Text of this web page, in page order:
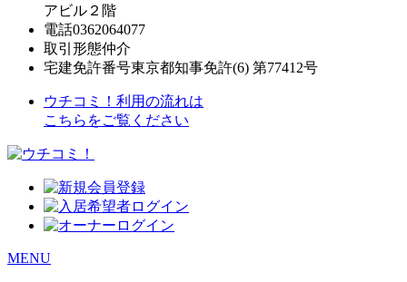
アビル２階
電話0362064077
取引形態仲介
宅建免許番号東京都知事免許(6) 第77412号
ウチコミ！利用の流れは
こちらをご覧ください
MENU